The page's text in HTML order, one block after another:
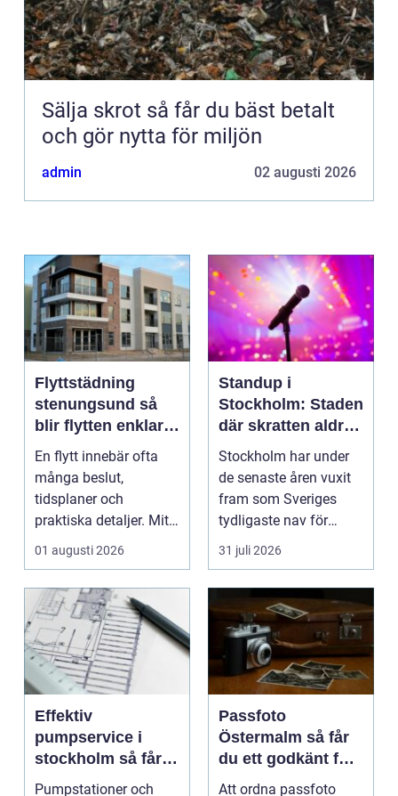
Sälja skrot så får du bäst betalt
och gör nytta för miljön
admin 02 augusti 2026
Flyttstädning
stenungsund så
blir flytten enklare
och mer trygg
En flytt innebär ofta
många beslut,
tidsplaner och
praktiska detaljer. Mitt
i allt hamnar
flyttstädn...
01 augusti 2026
Standup i
Stockholm: Staden
där skratten aldrig
tar paus
Stockholm har under
de senaste åren vuxit
fram som Sveriges
tydligaste nav för
livehumor....
31 juli 2026
Effektiv
pumpservice i
stockholm så får
du driftsäkra
Pumpstationer och
Passfoto
Östermalm så får
du ett godkänt foto
utan stress
Att ordna passfoto